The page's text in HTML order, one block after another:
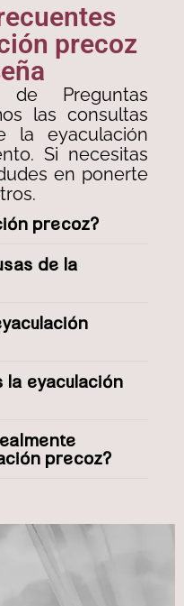
precoz
Preguntas
las consultas
la eyaculación
Si necesitas
en ponerte
precoz?
de la
la eyaculación
precoz?